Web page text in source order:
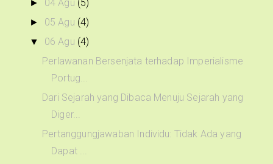
► 04 Agu (5)
► 05 Agu (4)
▼ 06 Agu (4)
Perlawanan Bersenjata terhadap Imperialisme
Portug...
Dari Sejarah yang Dibaca Menuju Sejarah yang
Diger...
Pertanggungjawaban Individu: Tidak Ada yang
Dapat ...